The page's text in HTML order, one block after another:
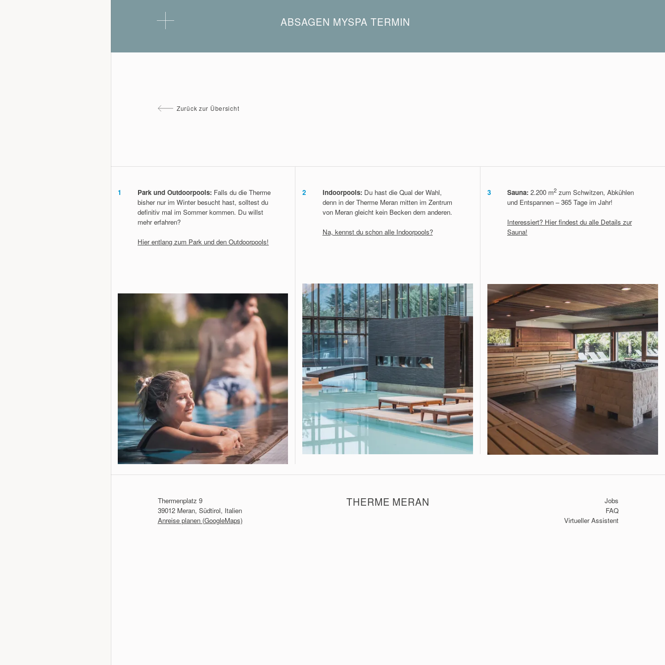
ABSAGEN MYSPA TERMIN
Zurück zur Übersicht
1 Park und Outdoorpools: Falls du die Therme
bisher nur im Winter besucht hast, solltest du
definitiv mal im Sommer kommen. Du willst
mehr erfahren?
Hier entlang zum Park und den Outdoorpools!
2 Indoorpools:Du hast die Qual der Wahl,
denn in der Therme Meran mitten im Zentrum
von Meran gleicht kein Becken dem anderen.
Na, kennst du schon alle Indoorpools?
3 Sauna:2.200 m2zum Schwitzen, Abkühlen
und Entspannen – 365 Tage im Jahr!
Interessiert? Hier findest du alle Details zur
Sauna!
Thermenplatz 9
39012 Meran, Südtirol, Italien
Anreise planen (GoogleMaps)
THERME MERAN
Jobs
FAQ
Virtueller Assistent